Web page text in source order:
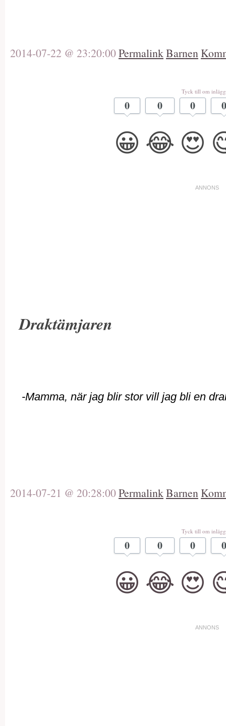
2014-07-22 @ 23:20:00PermalinkBarnen
Tyck till om
0
😀
0
😂
0
😍
0
Draktämjaren
-Mamma, när jag blir stor vill jag bli en
2014-07-21 @ 20:28:00PermalinkBarnen
Tyck till om
0
😀
0
😂
0
😍
0